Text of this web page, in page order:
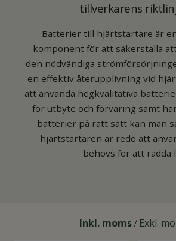
tillverkarens
Batterier till hjärtstartare är
komponent för att säkerställa
den nödvändiga
en effektiv återupplivning vid
att använda högkvalitativa
för utbyte och förvaring samt
batterier på rätt sätt kan man
hjärtstartaren är redo att
behövs för att rädda
Inkl. moms/ Exkl.